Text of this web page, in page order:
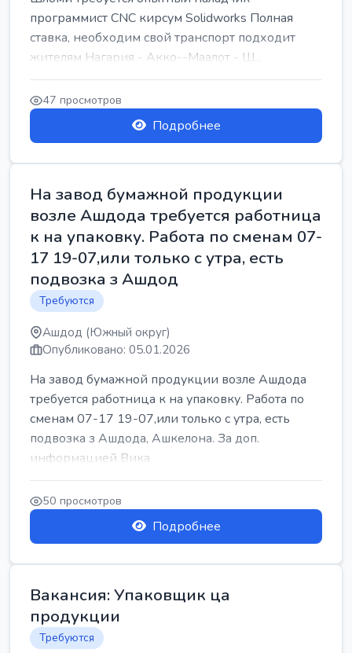
программист CNC кирсум Solidworks Полная
ставка, необходим свой транспорт подходит
жителям Нагария - Акко--Маалот - Ш...
47 просмотров
Подробнее
На завод бумажной продукции
возле Ашдода требуется работница
к на упаковку. Работа по сменам 07-
17 19-07,или только с утра, есть
подвозка з Ашдод
Требуются
Ашдод (Южный округ)
Опубликовано: 05.01.2026
На завод бумажной продукции возле Ашдода
требуется работница к на упаковку. Работа по
сменам 07-17 19-07,или только с утра, есть
подвозка з Ашдода, Ашкелона. За доп.
информацией Вика
50 просмотров
Подробнее
Вакансия: Упаковщик ца
продукции
Требуются